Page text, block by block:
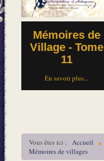
Mémoires de
Village - Tome
11
En savoir plus...
Vous êtes ici : Accueil
Mémoires de villages